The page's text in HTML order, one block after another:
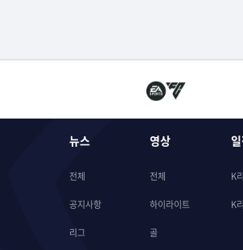
뉴스
전체
공지사항
리그
영상
전체
하이라이트
골
K
K